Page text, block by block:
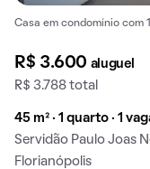
Casa em condomínio com
R$ 3.600 aluguel
R$ 3.788 total
45 m² · 1 quarto · 1
Servidão Paulo Joas
Florianópolis